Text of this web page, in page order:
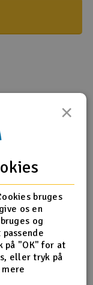
×
bruges
os en
og
på "OK" for at
eller tryk på